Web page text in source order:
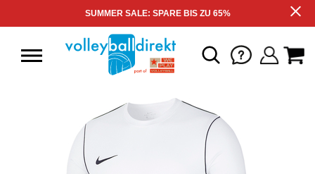
SUMMER SALE: SPARE BIS ZU 65%